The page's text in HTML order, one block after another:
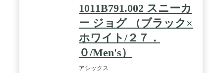
1011B791.002 スニーカ
ー ジョグ （ブラック×
ホワイト/２７．
０/Men's）
アシックス